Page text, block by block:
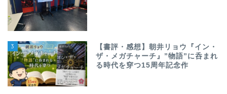
3
【書評・感想】朝井リョウ『イン・
ザ・メガチャーチ』”物語”に呑まれ
る時代を穿つ15周年記念作